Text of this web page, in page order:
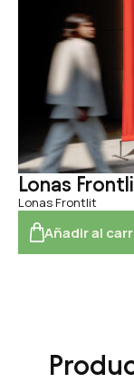
Lonas
Lonas Frontlit
Añadir al